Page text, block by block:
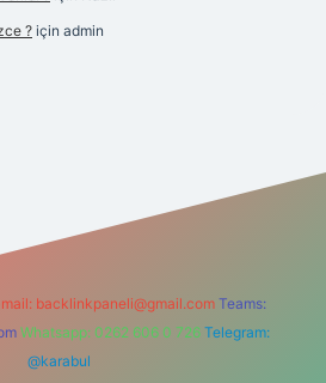
? için admin
backlinkpaneli@gmail.com Teams:
Whatsapp: 0262 606 0 726 Telegram:
@karabul